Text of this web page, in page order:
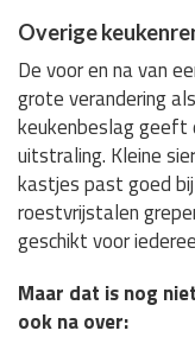
Overige
De voor en na van
grote verandering
keukenbeslag geeft
uitstraling. Kleine
kastjes past goed
roestvrijstalen
geschikt voor
Maar dat is nog
ook na over: